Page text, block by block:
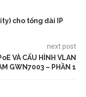
cho tổng đài IP
next post
VÀ CẤU HÌNH VLAN
GWN7003 – PHẦN 1